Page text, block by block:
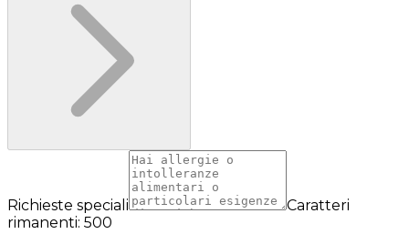
Richieste speciali
Caratteri
rimanenti: 500